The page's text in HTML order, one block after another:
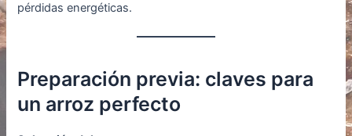
pérdidas energéticas.
Preparación previa: claves para
un arroz perfecto